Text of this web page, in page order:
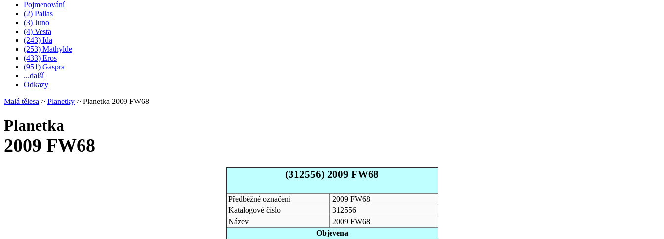
Pojmenování
(2) Pallas
(3) Juno
(4) Vesta
(243) Ida
(253) Mathylde
(433) Eros
(951) Gaspra
...další
Odkazy
Malá tělesa > Planetky > Planetka 2009 FW68
Planetka
2009 FW68
(312556) 2009 FW68
Předběžné označení
2009 FW68
Katalogové číslo
312556
Název
2009 FW68
Objevena